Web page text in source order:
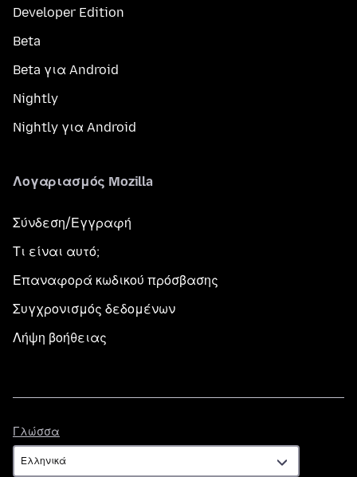
Developer Edition
Beta
Beta για Android
Nightly
Nightly για Android
Λογαριασμός Mozilla
Σύνδεση/Εγγραφή
Τι είναι αυτό;
Επαναφορά κωδικού πρόσβασης
Συγχρονισμός δεδομένων
Λήψη βοήθειας
Γλώσσα